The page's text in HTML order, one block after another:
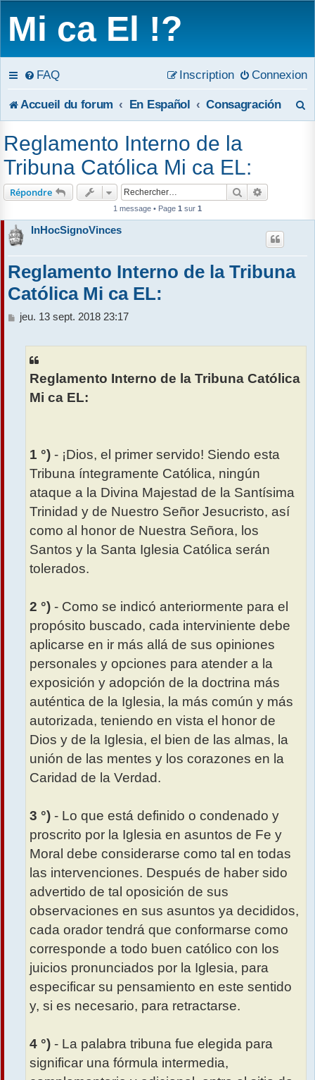
Mi ca El !?
FAQ Connexion
Inscription
Accueil du forum En Español Consagración
c
Reglamento Interno de la
Tribuna Católica Mi ca EL:
Répondre Rechercher
1 message • Page 1 sur 1
InHocSignoVinces
Reglamento Interno de la Tribuna
Católica Mi ca EL:
M
jeu. 13 sept. 2018 23:17
Reglamento Interno de la Tribuna Católica
Mi ca EL:
1 °) - ¡Dios, el primer servido! Siendo esta
Tribuna íntegramente Católica, ningún
ataque a la Divina Majestad de la Santísima
Trinidad y de Nuestro Señor Jesucristo, así
como al honor de Nuestra Señora, los
Santos y la Santa Iglesia Católica serán
tolerados.
2 °) - Como se indicó anteriormente para el
propósito buscado, cada interviniente debe
aplicarse en ir más allá de sus opiniones
personales y opciones para atender a la
exposición y adopción de la doctrina más
auténtica de la Iglesia, la más común y más
autorizada, teniendo en vista el honor de
Dios y de la Iglesia, el bien de las almas, la
unión de las mentes y los corazones en la
Caridad de la Verdad.
3 °) - Lo que está definido o condenado y
proscrito por la Iglesia en asuntos de Fe y
Moral debe considerarse como tal en todas
las intervenciones. Después de haber sido
advertido de tal oposición de sus
observaciones en sus asuntos ya decididos,
cada orador tendrá que conformarse como
corresponde a todo buen católico con los
juicios pronunciados por la Iglesia, para
especificar su pensamiento en este sentido
y, si es necesario, para retractarse.
4 °) - La palabra tribuna fue elegida para
significar una fórmula intermedia,